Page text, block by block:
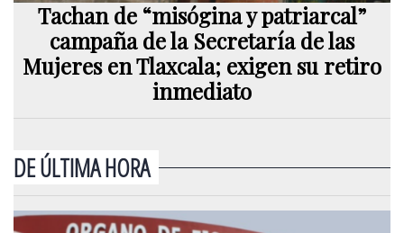
Tachan de “misógina y patriarcal”
campaña de la Secretaría de las
Mujeres en Tlaxcala; exigen su retiro
inmediato
DE ÚLTIMA HORA